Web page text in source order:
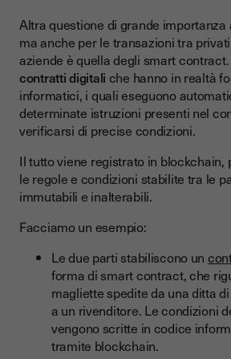
Altra questione di grande importanza
ma anche per le transazioni tra
aziende è quella degli smart
contratti digitali che hanno in realtà
informatici, i quali eseguono
determinate istruzioni presenti nel
verificarsi di precise condizioni.
Il tutto viene registrato in blockchain,
le regole e condizioni stabilite tra le
immutabili e inalterabili.
Facciamo un esempio:
Le due parti stabiliscono un
forma di smart contract, che
magliette spedite da una ditta
a un rivenditore. Le condizioni
vengono scritte in codice
tramite blockchain.